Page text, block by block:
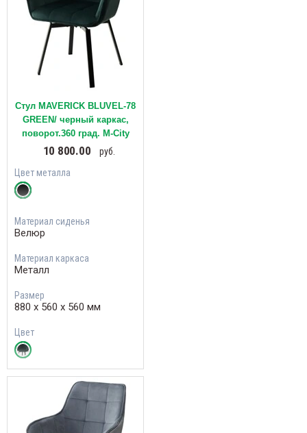
Стул MAVERICK BLUVEL-78
GREEN/ черный каркас,
поворот.360 град. М-City
10 800.00
руб.
Цвет металла
Материал сиденья
Велюр
Материал каркаса
Металл
Размер
880 х 560 х 560 мм
Цвет